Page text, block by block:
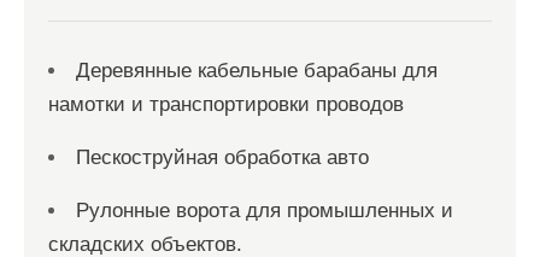
м
Деревянные кабельные барабаны для
намотки и транспортировки проводов
Пескоструйная обработка авто
Рулонные ворота для промышленных и
складских объектов.